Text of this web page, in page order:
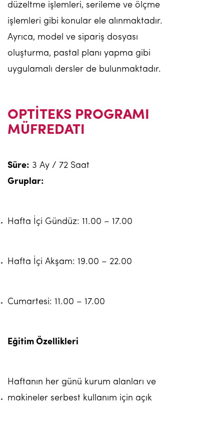
düzeltme işlemleri, serileme ve ölçme
işlemleri gibi konular ele alınmaktadır.
Ayrıca, model ve sipariş dosyası
oluşturma, pastal planı yapma gibi
uygulamalı dersler de bulunmaktadır.
OPTİTEKS PROGRAMI
MÜFREDATI
Süre: 3 Ay / 72 Saat
Gruplar:
Hafta İçi Gündüz: 11.00 – 17.00
Hafta İçi Akşam: 19.00 – 22.00
Cumartesi: 11.00 – 17.00
Eğitim Özellikleri
Haftanın her günü kurum alanları ve
makineler serbest kullanım için açık